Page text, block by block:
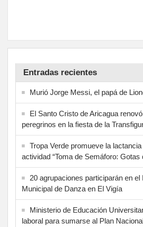
Entradas recientes
Murió Jorge Messi, el papá de
El Santo Cristo de Aricagua
peregrinos en la fiesta de la
Tropa Verde promueve la
actividad “Toma de Semáforo: Gotas
20 agrupaciones participarán en el
Municipal de Danza en El Vigía
Ministerio de Educación
laboral para sumarse al Plan